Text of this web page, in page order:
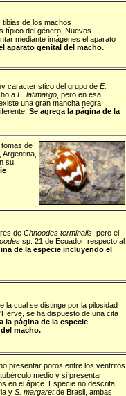
de los machos
típico del género. Nuevos
mediante imágenes el aparato
aparato genital del macho.
característico del grupo de E.
aE. latimargo, pero en esa
una gran mancha negra
Se agrega la página de la
de
su
de Chnoodes terminalis, pero el
sp. 21 de Ecuador, respecto al
de la especie incluyendo el
la cual se distinge por la pilosidad
se ha dispuesto de una cita
la página de la especie
macho.
presentar poros entre los ventritos
medio y si presentar
en el ápice. Especie no descrita.
yS. margaretde Brasil, ambas